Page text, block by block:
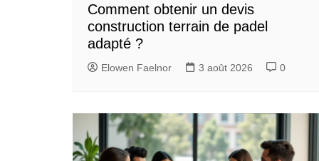
Comment obtenir un devis
construction terrain de padel
adapté ?
Elowen Faelnor 3 août 2026 0